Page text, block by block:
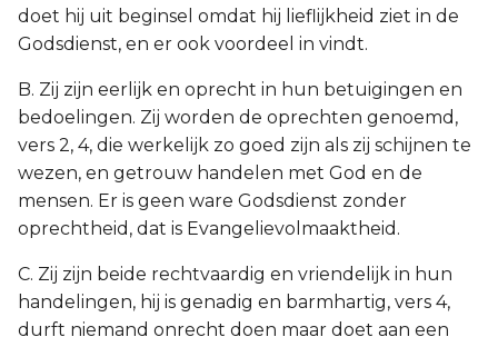
doet hij uit beginsel omdat hij lieflijkheid ziet in de
Godsdienst, en er ook voordeel in vindt.
B. Zij zijn eerlijk en oprecht in hun betuigingen en
bedoelingen. Zij worden de oprechten genoemd,
vers 2, 4, die werkelijk zo goed zijn als zij schijnen te
wezen, en getrouw handelen met God en de
mensen. Er is geen ware Godsdienst zonder
oprechtheid, dat is Evangelievolmaaktheid.
C. Zij zijn beide rechtvaardig en vriendelijk in hun
handelingen, hij is genadig en barmhartig, vers 4,
durft niemand onrecht doen maar doet aan een